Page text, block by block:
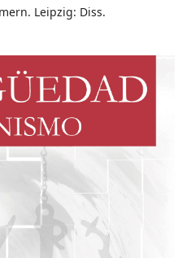
Leipzig: Diss.